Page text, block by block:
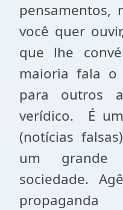
pensamentos,
você quer
que lhe
maioria fala o
para outros
verídico. É
(notícias
um
sociedade.
propaganda